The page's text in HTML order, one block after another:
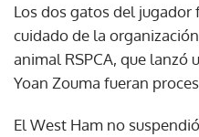
Los dos gatos del jugador
cuidado de la
animal RSPCA, que lanzó
Yoan Zouma fueran
El West Ham no